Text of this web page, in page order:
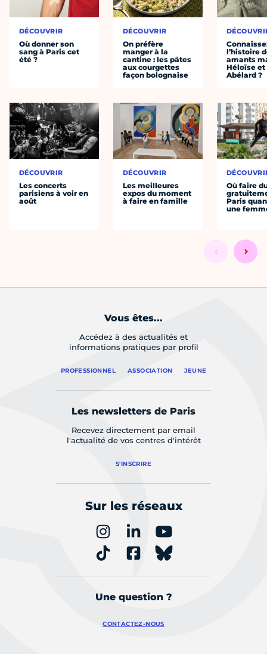
DÉCOUVRIR
Où donner son
sang à Paris cet
été ?
DÉCOUVRIR
Les concerts
parisiens à voir en
août
DÉCOUVRIR
On préfère
manger à la
cantine : les pâtes
aux courgettes
façon bolognaise
DÉCOUVRIR
Les meilleures
expos du moment
à faire en famille
l’histoire
amants
Héloïse et
Abélard ?
Où faire
Paris
une
Vous êtes...
Accédez à des actualités et
informations pratiques par profil
PROFESSIONNEL ASSOCIATION JEUNE
Les newsletters de Paris
Recevez directement par email
l'actualité de vos centres d'intérêt
S'INSCRIRE
Sur les réseaux
Une question ?
CONTACTEZ-NOUS